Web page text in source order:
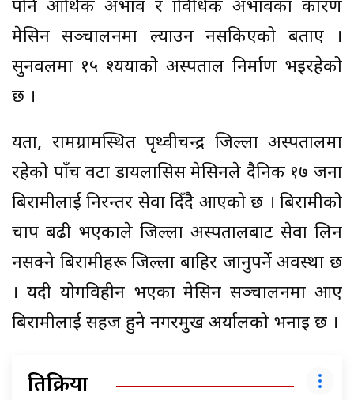
पनि आर्थिक अभाव र प्राविधिक अभावका कारण
मेसिन सञ्चालनमा ल्याउन नसकिएको बताए ।
सुनवलमा १५ श्ययाको अस्पताल निर्माण भइरहेको
छ ।
यता, रामग्रामस्थित पृथ्वीचन्द्र जिल्ला अस्पतालमा
रहेको पाँच वटा डायलासिस मेसिनले दैनिक १७ जना
बिरामीलाई निरन्तर सेवा दिँदै आएको छ । बिरामीको
चाप बढी भएकाले जिल्ला अस्पतालबाट सेवा लिन
नसक्ने बिरामीहरू जिल्ला बाहिर जानुपर्ने अवस्था छ
। यदी प्रयोगविहीन भएका मेसिन सञ्चालनमा आए
बिरामीलाई सहज हुने नगरप्रमुख अर्यालको भनाइ छ ।
प्रतिक्रिया